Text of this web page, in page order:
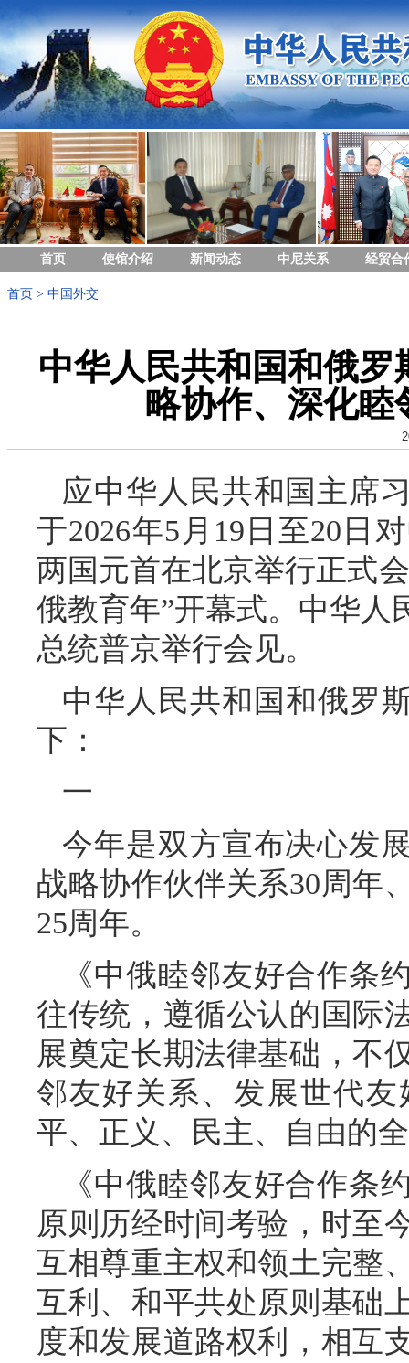
首页 使馆介绍 新闻动态 中尼关系 经贸合
首页 > 中国外交
中华人民共和国和俄
略协作、深化睦
应中华人民共和国主席
于2026年5月19日至20日
两国元首在北京举行正式
俄教育年”开幕式。中华人
总统普京举行会见。
中华人民共和国和俄罗
下：
一
今年是双方宣布决心发
战略协作伙伴关系30周年
25周年。
《中俄睦邻友好合作条
往传统，遵循公认的国际
展奠定长期法律基础，不
邻友好关系、发展世代
平、正义、民主、自由的
《中俄睦邻友好合作条
原则历经时间考验，时至
互相尊重主权和领土完整
互利、和平共处原则基础
度和发展道路权利，相互